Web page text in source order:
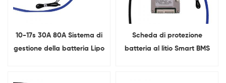
10-17s 30A 80A Sistema di
gestione della batteria Lipo
Scheda di protezione
batteria al litio Smart BMS